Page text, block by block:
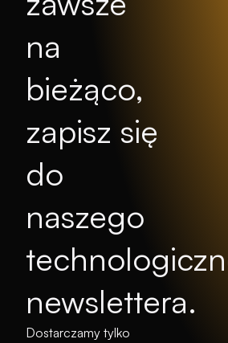
na
bieżąco,
zapisz się
do
naszego
newslettera.
Dostarczamy tylko